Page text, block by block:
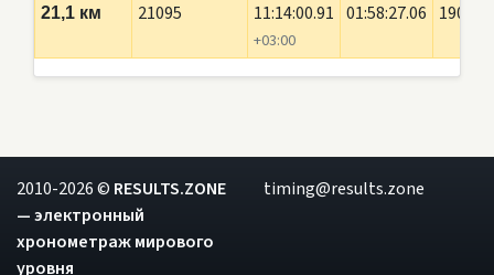
21,1 км 21095 11:14:00.91
+03:00
01:58:27.06 190
2010-2026 © RESULTS.ZONE
— электронный
хронометраж мирового
уровня
timing@results.zone